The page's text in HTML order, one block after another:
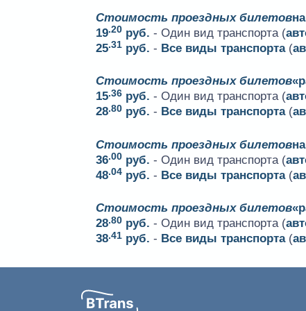
Стоимость проездных билетов
19.20 руб. - Один вид транспорта (
25.31 руб. - Все виды транспорта(
Стоимость проездных билетов
15.36 руб. - Один вид транспорта (
28.80 руб. - Все виды транспорта(
Стоимость проездных билетов
36.00 руб. - Один вид транспорта (
48.04 руб. - Все виды транспорта(
Стоимость проездных билетов
28.80 руб. - Один вид транспорта (
38.41 руб. - Все виды транспорта(